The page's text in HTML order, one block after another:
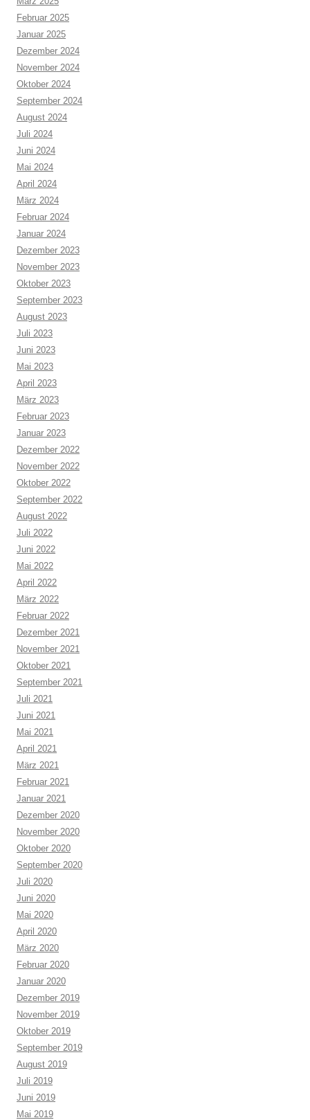
Februar 2025
Januar 2025
Dezember 2024
November 2024
Oktober 2024
September 2024
August 2024
Juli 2024
Juni 2024
Mai 2024
April 2024
März 2024
Februar 2024
Januar 2024
Dezember 2023
November 2023
Oktober 2023
September 2023
August 2023
Juli 2023
Juni 2023
Mai 2023
April 2023
März 2023
Februar 2023
Januar 2023
Dezember 2022
November 2022
Oktober 2022
September 2022
August 2022
Juli 2022
Juni 2022
Mai 2022
April 2022
März 2022
Februar 2022
Dezember 2021
November 2021
Oktober 2021
September 2021
Juli 2021
Juni 2021
Mai 2021
April 2021
März 2021
Februar 2021
Januar 2021
Dezember 2020
November 2020
Oktober 2020
September 2020
Juli 2020
Juni 2020
Mai 2020
April 2020
März 2020
Februar 2020
Januar 2020
Dezember 2019
November 2019
Oktober 2019
September 2019
August 2019
Juli 2019
Juni 2019
Mai 2019